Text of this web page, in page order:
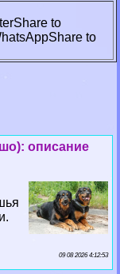
Share to
Share to
описание
09 08 2026 4:12:53